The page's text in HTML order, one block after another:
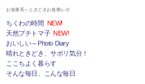
お食事系～ときどきお食事レポ
ちくわの時間 NEW!
天然プチトマ子 NEW!
おいしい～Photo Diary
晴れときどき、サボリ気分！
ここちよく暮らす
そんな毎日、こんな毎日